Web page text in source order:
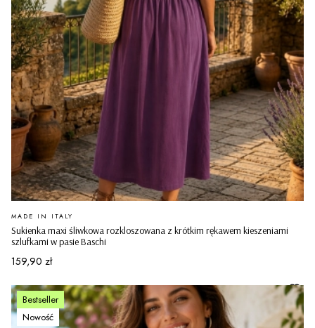
Sukienka maxi śliwkowa rozkloszowana z krótkim rękawem kieszeniami
szlufkami w pasie Baschi
PRODUCENT
MADE IN ITALY
Cena
159,90 zł
Bestseller
Nowość